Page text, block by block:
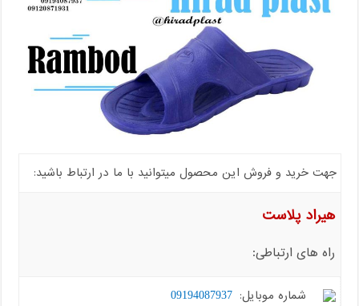
جهت خرید و فروش این محصول میتوانید با ما در ارتباط باشید:
هیراد پلاست
راه های ارتباطی:
شماره موبایل: 09194087937